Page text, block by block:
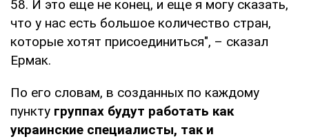
58. И это еще не конец, и еще я могу сказать,
что у нас есть большое количество стран,
которые хотят присоединиться", – сказал
Ермак.
По его словам, в созданных по каждому
пункту группах будут работать как
украинские специалисты, так и